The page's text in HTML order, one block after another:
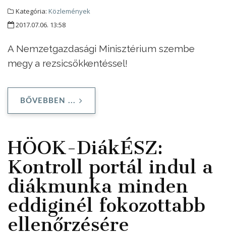
Kategória: Közlemények
2017.07.06. 13:58
A Nemzetgazdasági Minisztérium szembe
megy a rezsicsökkentéssel!
BŐVEBBEN ...
HÖOK-DiákÉSZ:
Kontroll portál indul a
diákmunka minden
eddiginél fokozottabb
ellenőrzésére